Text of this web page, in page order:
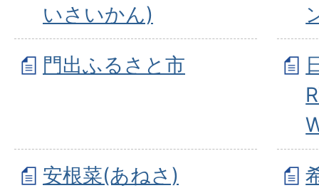
いさいかん)
門出ふるさと市
安根菜(あねさ)